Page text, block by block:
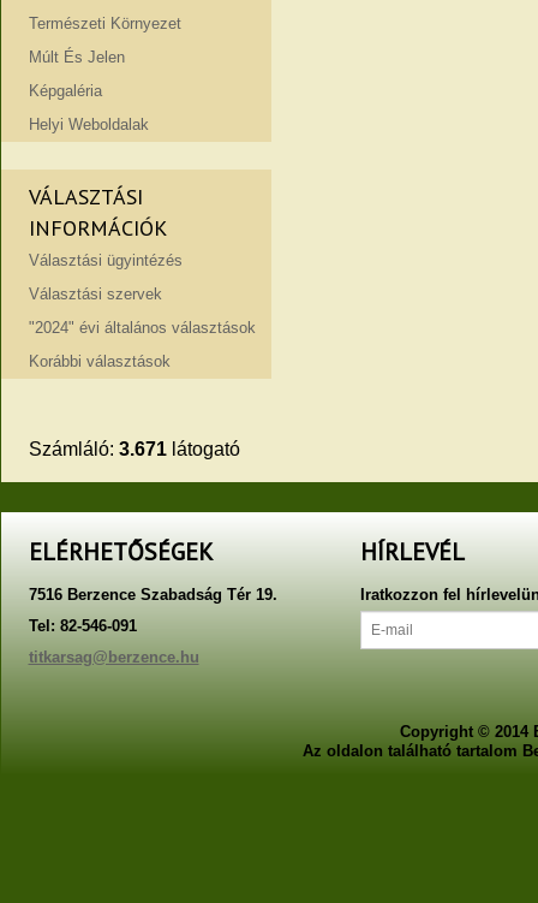
Természeti Környezet
Múlt És Jelen
Képgaléria
Helyi Weboldalak
VÁLASZTÁSI
INFORMÁCIÓK
Választási ügyintézés
Választási szervek
"2024" évi általános választások
Korábbi választások
Számláló: 3.671látogató
ELÉRHETŐSÉGEK
7516 Berzence Szabadság Tér 19.
Tel: 82-546-091
titkarsag@berzence.hu
HÍRLEVÉL
Iratkozzon fel
Copyright © 2014
Az oldalon található tartalom